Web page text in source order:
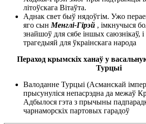
літоўскага Вітаўта.
Аднак свет быў нядоўгім. Ужо
яго сын Менглі-Гірэй , імкнучыся
знайшоў для сябе іншых саюзнікаў, і
трагедыяй для ўкраінскага народа
Пераход крымскіх ханаў у
Турцыі
Валоданне Турцыі (Асманскай
прысунуліся непасрэдна да межаў
Адбылося гэта з прычыны
чарнаморскіх партовых гарадоў